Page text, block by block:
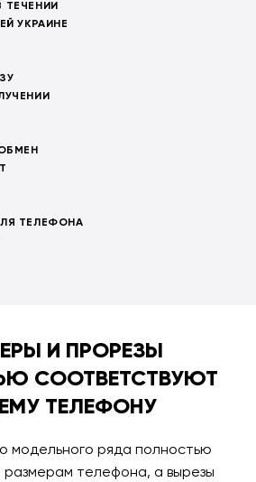
ТЕЧЕНИИ
УКРАИНЕ
ТЕЛЕФОНА
И ПРОРЕЗЫ
СООТВЕТСТВУЮТ
ТЕЛЕФОНУ
модельного ряда полностью
размерам телефона, а вырезы